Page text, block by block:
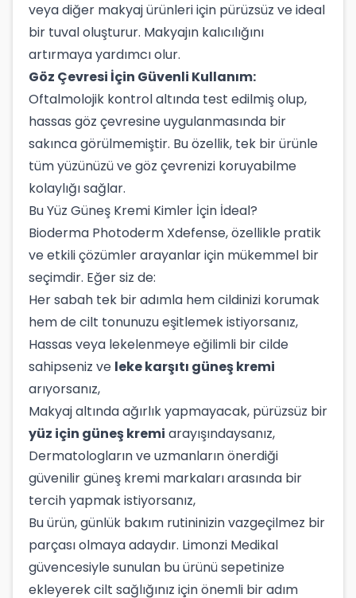
veya diğer makyaj ürünleri için pürüzsüz ve ideal
bir tuval oluşturur. Makyajın kalıcılığını
artırmaya yardımcı olur.
Göz Çevresi İçin Güvenli Kullanım:
Oftalmolojik kontrol altında test edilmiş olup,
hassas göz çevresine uygulanmasında bir
sakınca görülmemiştir. Bu özellik, tek bir ürünle
tüm yüzünüzü ve göz çevrenizi koruyabilme
kolaylığı sağlar.
Bu Yüz Güneş Kremi Kimler İçin İdeal?
Bioderma Photoderm Xdefense, özellikle pratik
ve etkili çözümler arayanlar için mükemmel bir
seçimdir. Eğer siz de:
Her sabah tek bir adımla hem cildinizi korumak
hem de cilt tonunuzu eşitlemek istiyorsanız,
Hassas veya lekelenmeye eğilimli bir cilde
sahipseniz ve leke karşıtı güneş kremi
arıyorsanız,
Makyaj altında ağırlık yapmayacak, pürüzsüz bir
yüz için güneş kremi arayışındaysanız,
Dermatologların ve uzmanların önerdiği
güvenilir güneş kremi markaları arasında bir
tercih yapmak istiyorsanız,
Bu ürün, günlük bakım rutininizin vazgeçilmez bir
parçası olmaya adaydır. Limonzi Medikal
güvencesiyle sunulan bu ürünü sepetinize
ekleyerek cilt sağlığınız için önemli bir adım